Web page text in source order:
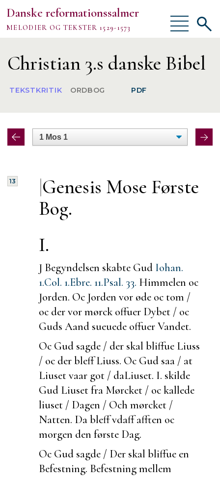
Danske reformationssalmer
MELODIER OG TEKSTER 1529-1573
Vis/skjul
menu
Om
TEKSTER
MELODIER
Vis/
Christian 3.s danske Bibel
TEKSTKRITIK ORDBOG PDF
|
13
Genesis Mose Første
Bog.
I.
J Begyndelsen skabte Gud Iohan.
1.Col. 1.Ebre. 11.Psal. 33. Himmelen oc
Jorden. Oc Jorden vor øde oc tom /
oc der vor mørck offuer Dybet / oc
Guds Aand sueuede offuer Vandet.
Oc Gud sagde / der skal bliffue Liuss
/ oc der bleff Liuss. Oc Gud saa / at
Liuset vaar got / daLiuset. I. skilde
Gud Liuset fra Mørcket / oc kallede
liuset / Dagen / Och mørcket /
Natten. Da bleff vdaff afften oc
morgen den første Dag.
Oc Gud sagde / Der skal bliffue en
Befestning. Befestning mellem